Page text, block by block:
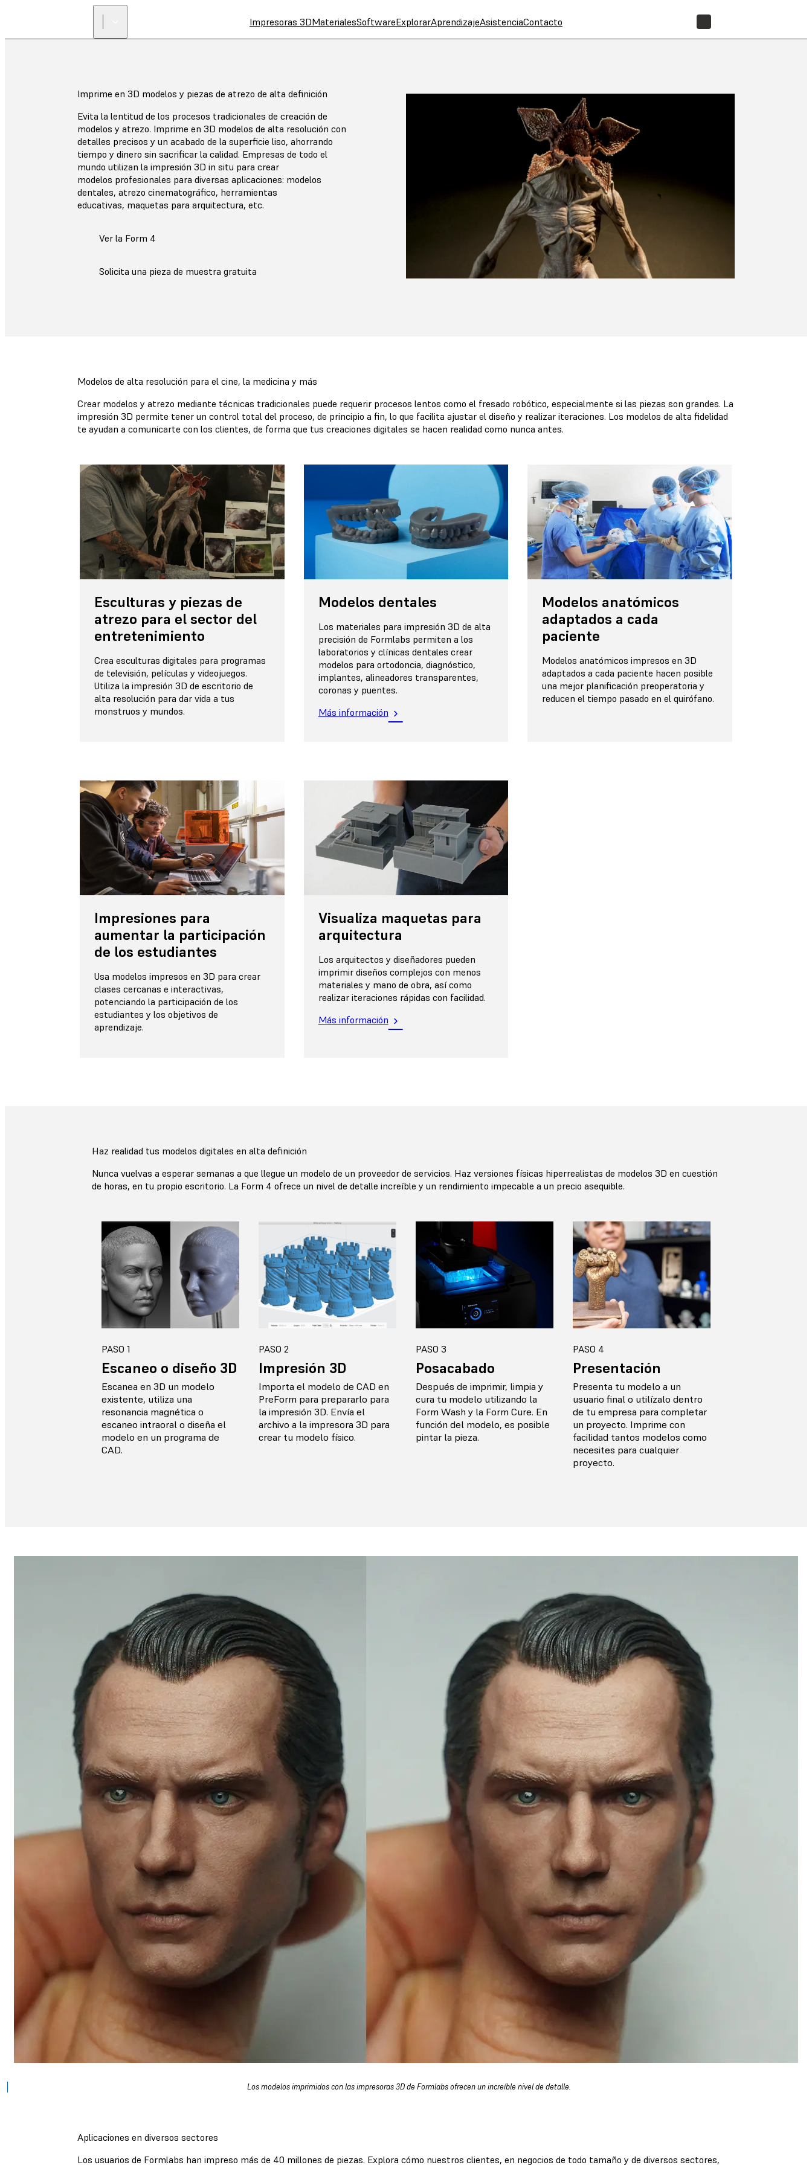
Impresoras 3DMaterialesSoftwareExplorarAprendizajeAsistenciaContacto
Imprime en 3D modelos y piezas de atrezo de alta definición
Evita la lentitud de los procesos tradicionales de creación de
modelos y atrezo. Imprime en 3D modelos de alta resolución con
detalles precisos y un acabado de la superficie liso, ahorrando
tiempo y dinero sin sacrificar la calidad. Empresas de todo el
mundo utilizan la impresión 3D in situ para crear
modelos profesionales para diversas aplicaciones: modelos
dentales, atrezo cinematográfico, herramientas
educativas, maquetas para arquitectura, etc.
Ver la Form 4
Solicita una pieza de muestra gratuita
Modelos de alta resolución para el cine, la medicina y más
Crear modelos y atrezo mediante técnicas tradicionales puede requerir procesos lentos como el fresado robótico, especialmente si las piezas son grandes. La
impresión 3D permite tener un control total del proceso, de principio a fin, lo que facilita ajustar el diseño y realizar iteraciones. Los modelos de alta fidelidad
te ayudan a comunicarte con los clientes, de forma que tus creaciones digitales se hacen realidad como nunca antes.
Esculturas y piezas de
atrezo para el sector del
entretenimiento
Crea esculturas digitales para programas
de televisión, películas y videojuegos.
Utiliza la impresión 3D de escritorio de
alta resolución para dar vida a tus
monstruos y mundos.
Modelos dentales
Los materiales para impresión 3D de alta
precisión de Formlabs permiten a los
laboratorios y clínicas dentales crear
modelos para ortodoncia, diagnóstico,
implantes, alineadores transparentes,
coronas y puentes.
Más información
Modelos anatómicos
adaptados a cada
paciente
Modelos anatómicos impresos en 3D
adaptados a cada paciente hacen posible
una mejor planificación preoperatoria y
reducen el tiempo pasado en el quirófano.
Impresiones para
aumentar la participación
de los estudiantes
Usa modelos impresos en 3D para crear
clases cercanas e interactivas,
potenciando la participación de los
estudiantes y los objetivos de
aprendizaje.
Visualiza maquetas para
arquitectura
Los arquitectos y diseñadores pueden
imprimir diseños complejos con menos
materiales y mano de obra, así como
realizar iteraciones rápidas con facilidad.
Más información
Haz realidad tus modelos digitales en alta definición
Nunca vuelvas a esperar semanas a que llegue un modelo de un proveedor de servicios. Haz versiones físicas hiperrealistas de modelos 3D en cuestión
de horas, en tu propio escritorio. La Form 4 ofrece un nivel de detalle increíble y un rendimiento impecable a un precio asequible.
PASO 1
Escaneo o diseño 3D
Escanea en 3D un modelo
existente, utiliza una
resonancia magnética o
escaneo intraoral o diseña el
modelo en un programa de
CAD.
PASO 2
Impresión 3D
Importa el modelo de CAD en
PreForm para prepararlo para
la impresión 3D. Envía el
archivo a la impresora 3D para
crear tu modelo físico.
PASO 3
Posacabado
Después de imprimir, limpia y
cura tu modelo utilizando la
Form Wash y la Form Cure. En
función del modelo, es posible
pintar la pieza.
PASO 4
Presentación
Presenta tu modelo a un
usuario final o utilízalo dentro
de tu empresa para completar
un proyecto. Imprime con
facilidad tantos modelos como
necesites para cualquier
proyecto.
Los modelos imprimidos con las impresoras 3D de Formlabs ofrecen un increíble nivel de detalle.
Aplicaciones en diversos sectores
Los usuarios de Formlabs han impreso más de 40 millones de piezas. Explora cómo nuestros clientes, en negocios de todo tamaño y de diversos sectores,